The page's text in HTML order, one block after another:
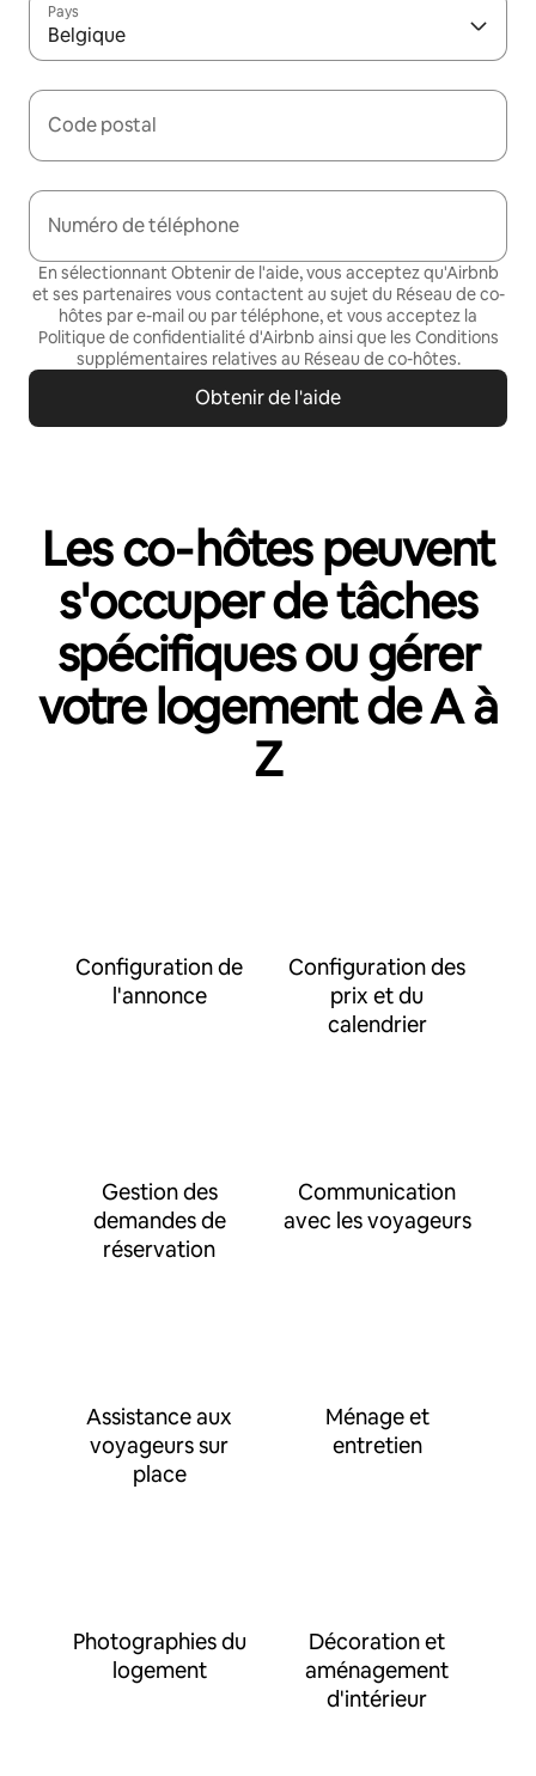
Pays
Belgique
Code postal
Numéro de téléphone
En sélectionnant Obtenir de l'aide, vous acceptez qu'Airbnb
et ses partenaires vous contactent au sujet du Réseau de co-
hôtes par e-mail ou par téléphone, et vous acceptez la
Politique de confidentialitéd'Airbnb ainsi que les Conditions
supplémentaires relatives au Réseau de co-hôtes.
Obtenir de l'aide
Les co‑hôtes peuvent
s'occuper de tâches
spécifiques ou gérer
votre logement de A à
Z
Configuration de
l'annonce
Configuration des
prix et du
calendrier
Gestion des
demandes de
réservation
Communication
avec les voyageurs
Assistance aux
voyageurs sur
place
Ménage et
entretien
Photographies du
logement
Décoration et
aménagement
d'intérieur